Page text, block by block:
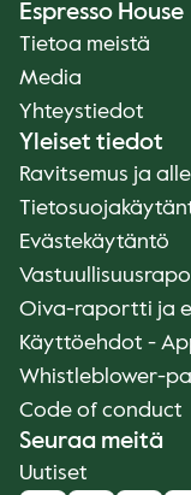
Espresso House
Tietoa meistä
Media
Yhteystiedot
Yleiset tiedot
Ravitsemus ja
Evästekäytäntö
Oiva-raportti ja
Käyttöehdot -
Whistleblower-
Code of conduct
Seuraa meitä
Uutiset